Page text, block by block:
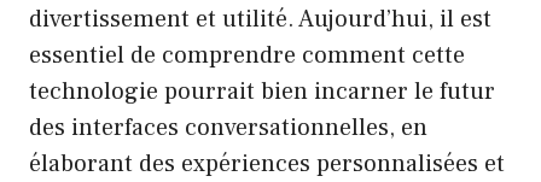
divertissement et utilité. Aujourd’hui, il est
essentiel de comprendre comment cette
technologie pourrait bien incarner le futur
des interfaces conversationnelles, en
élaborant des expériences personnalisées et